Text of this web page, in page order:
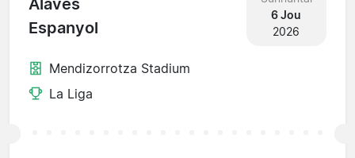
Alaves
Espanyol
6 Jou
2026
Mendizorrotza Stadium
La Liga